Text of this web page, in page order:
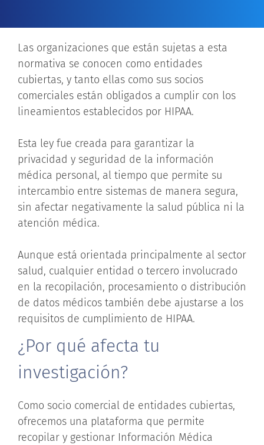
Las organizaciones que están sujetas a esta
normativa se conocen como entidades
cubiertas, y tanto ellas como sus socios
comerciales están obligados a cumplir con los
lineamientos establecidos por HIPAA.
Esta ley fue creada para garantizar la
privacidad y seguridad de la información
médica personal, al tiempo que permite su
intercambio entre sistemas de manera segura,
sin afectar negativamente la salud pública ni la
atención médica.
Aunque está orientada principalmente al sector
salud, cualquier entidad o tercero involucrado
en la recopilación, procesamiento o distribución
de datos médicos también debe ajustarse a los
requisitos de cumplimiento de HIPAA.
¿Por qué afecta tu
investigación?
Como socio comercial de entidades cubiertas,
ofrecemos una plataforma que permite
recopilar y gestionar Información Médica